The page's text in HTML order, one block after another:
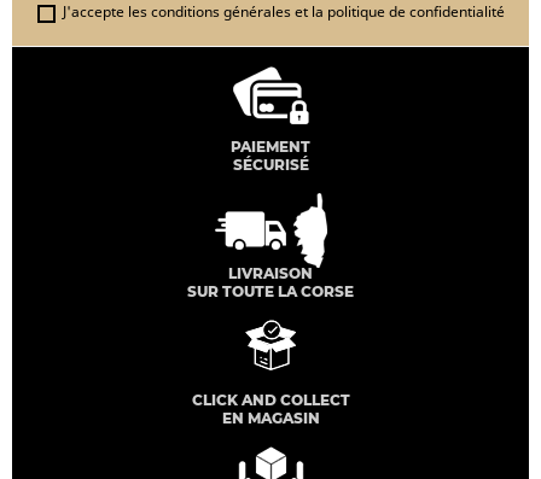
J'accepte les conditions générales et la politique de confidentialité
PAIEMENT
SÉCURISÉ
LIVRAISON
SUR TOUTE LA CORSE
CLICK AND COLLECT
EN MAGASIN